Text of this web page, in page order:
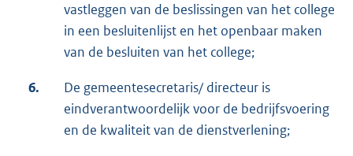
vastleggen van de beslissingen van het college
in een besluitenlijst en het openbaar maken
van de besluiten van het college;
6.
De gemeentesecretaris/ directeur is
eindverantwoordelijk voor de bedrijfsvoering
en de kwaliteit van de dienstverlening;